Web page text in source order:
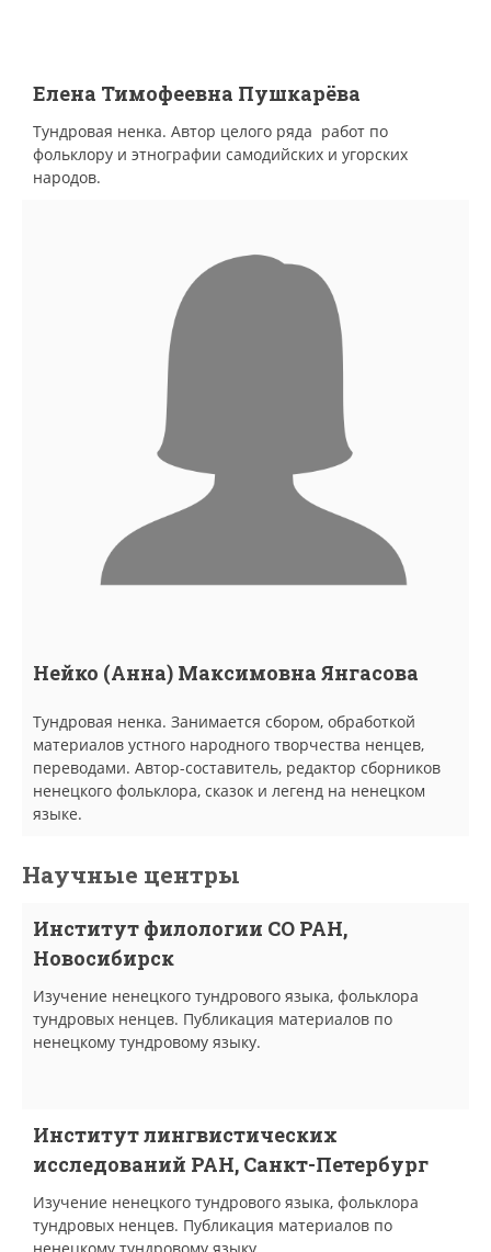
Елена Тимофеевна Пушкарёва
Тундровая ненка. Автор целого ряда работ по
фольклору и этнографии самодийских и угорских
народов.
Нейко (Анна) Максимовна Янгасова
Тундровая ненка. Занимается сбором, обработкой
материалов устного народного творчества ненцев,
переводами. Автор-составитель, редактор сборников
ненецкого фольклора, сказок и легенд на ненецком
языке.
Научные центры
Институт филологии СО РАН,
Новосибирск
Изучение ненецкого тундрового языка, фольклора
тундровых ненцев. Публикация материалов по
ненецкому тундровому языку.
Институт лингвистических
исследований РАН, Санкт-Петербург
Изучение ненецкого тундрового языка, фольклора
тундровых ненцев. Публикация материалов по